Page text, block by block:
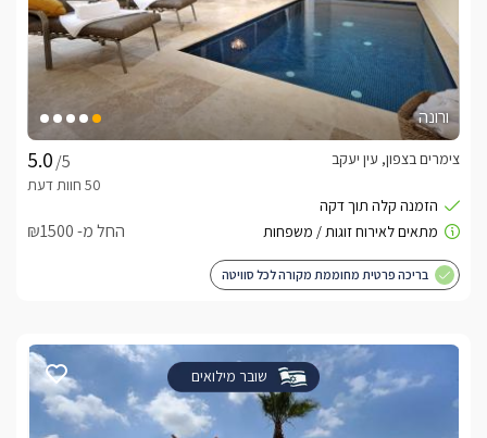
ורונה
/5
צימרים בצפון, עין יעקב
החל מ- ₪1500
בריכה פרטית מחוממת מקורה לכל סוויטה
שובר מילואים